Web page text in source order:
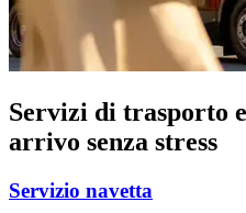
Servizi di trasporto
arrivo senza stress
Servizio navetta